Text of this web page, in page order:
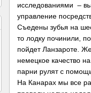
исследованиями –
управление
Съедены зубья на
то лодку починили,
пойдет Ланзароте.
немецкое качество
парни рулят с
На Канарах мы все